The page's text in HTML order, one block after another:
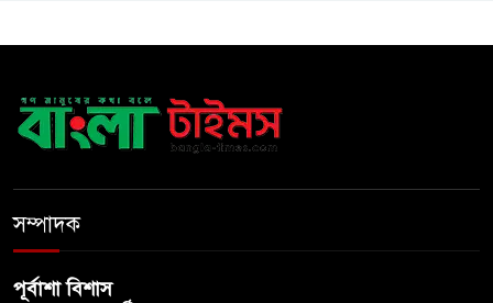
তনু হত্যা মামলায় সাবেক
পুনরায় গ্রেপ্তার
হাসিনাকে ঘিরে ঢাকা-দিল্লি সম্পর্কে
নতুন টানাপোড়েন
সম্পাদক
পূর্বাশা বিশাস